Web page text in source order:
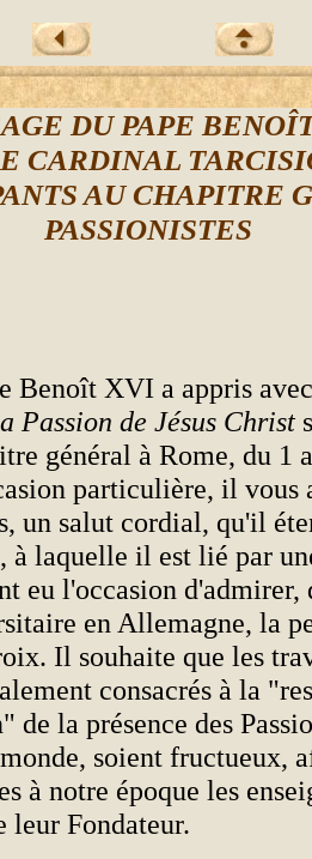
E DU PAPE
CARDINAL
AU CHAPITRE
PASSIONISTES
Benoît XVI a appris
Passion de Jésus Christ
général à Rome, du 1
particulière, il vous
un salut cordial, qu'il
à laquelle il est lié par
eu l'occasion d'admirer,
en Allemagne, la
Il souhaite que les
consacrés à la
la présence des
soient fructueux,
à notre époque les
leur Fondateur.